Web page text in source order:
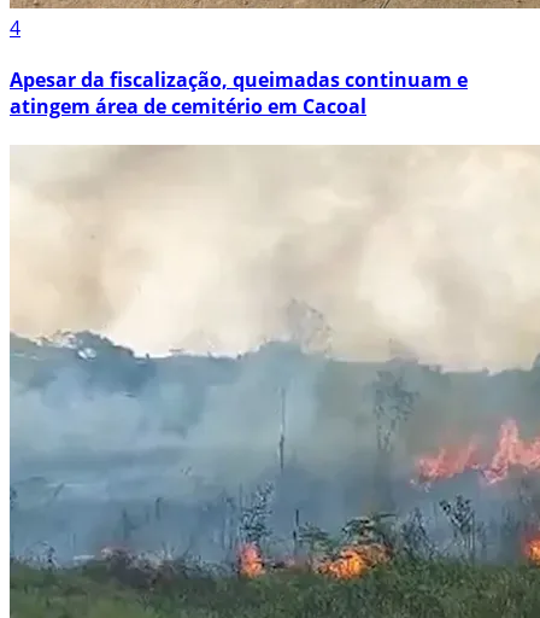
4
Apesar da fiscalização, queimadas continuam e
atingem área de cemitério em Cacoal